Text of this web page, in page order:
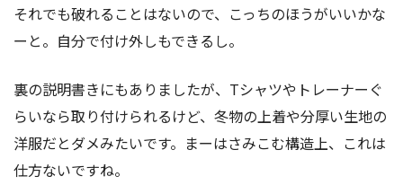
それでも破れることはないので、こっちのほうがいいかな
ーと。自分で付け外しもできるし。
裏の説明書きにもありましたが、Tシャツやトレーナーぐ
らいなら取り付けられるけど、冬物の上着や分厚い生地の
洋服だとダメみたいです。まーはさみこむ構造上、これは
仕方ないですね。